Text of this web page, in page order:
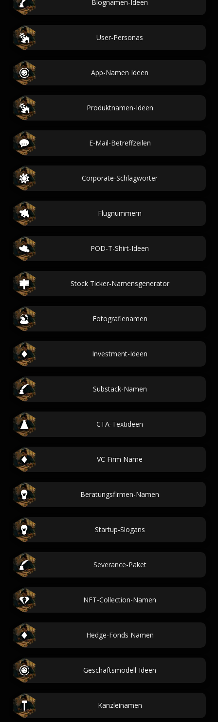
Blognamen-Ideen
User-Personas
App-Namen Ideen
Produktnamen-Ideen
E-Mail-Betreffzeilen
Corporate-Schlagwörter
Flugnummern
POD-T-Shirt-Ideen
Stock Ticker-Namensgenerator
Fotografienamen
Investment-Ideen
Substack-Namen
CTA-Textideen
VC Firm Name
Beratungsfirmen-Namen
Startup-Slogans
Severance-Paket
NFT-Collection-Namen
Hedge-Fonds Namen
Geschäftsmodell-Ideen
Kanzleinamen